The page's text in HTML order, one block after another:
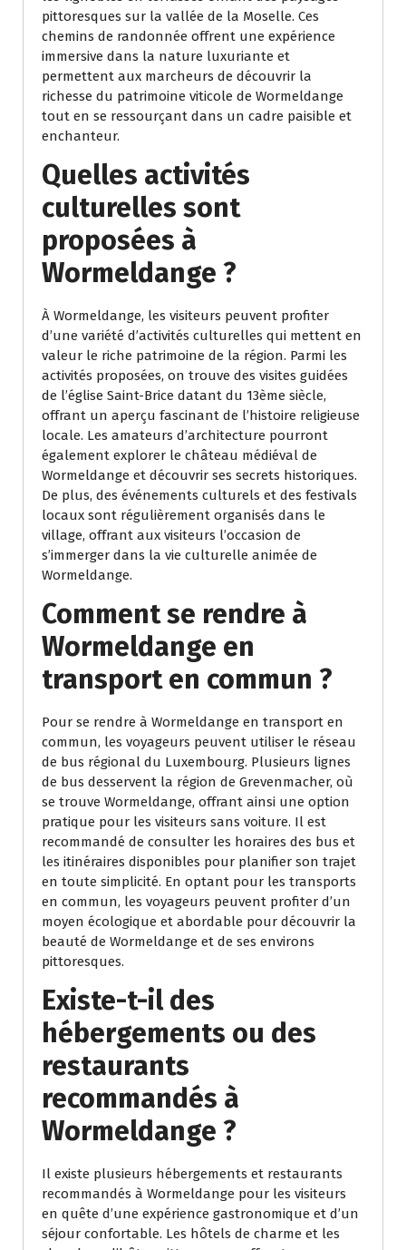
pittoresques sur la vallée de la Moselle. Ces
chemins de randonnée offrent une expérience
immersive dans la nature luxuriante et
permettent aux marcheurs de découvrir la
richesse du patrimoine viticole de Wormeldange
tout en se ressourçant dans un cadre paisible et
enchanteur.
Quelles activités
culturelles sont
proposées à
Wormeldange ?
À Wormeldange, les visiteurs peuvent profiter
d’une variété d’activités culturelles qui mettent en
valeur le riche patrimoine de la région. Parmi les
activités proposées, on trouve des visites guidées
de l’église Saint-Brice datant du 13ème siècle,
offrant un aperçu fascinant de l’histoire religieuse
locale. Les amateurs d’architecture pourront
également explorer le château médiéval de
Wormeldange et découvrir ses secrets historiques.
De plus, des événements culturels et des festivals
locaux sont régulièrement organisés dans le
village, offrant aux visiteurs l’occasion de
s’immerger dans la vie culturelle animée de
Wormeldange.
Comment se rendre à
Wormeldange en
transport en commun ?
Pour se rendre à Wormeldange en transport en
commun, les voyageurs peuvent utiliser le réseau
de bus régional du Luxembourg. Plusieurs lignes
de bus desservent la région de Grevenmacher, où
se trouve Wormeldange, offrant ainsi une option
pratique pour les visiteurs sans voiture. Il est
recommandé de consulter les horaires des bus et
les itinéraires disponibles pour planifier son trajet
en toute simplicité. En optant pour les transports
en commun, les voyageurs peuvent profiter d’un
moyen écologique et abordable pour découvrir la
beauté de Wormeldange et de ses environs
pittoresques.
Existe-t-il des
hébergements ou des
restaurants
recommandés à
Wormeldange ?
Il existe plusieurs hébergements et restaurants
recommandés à Wormeldange pour les visiteurs
en quête d’une expérience gastronomique et d’un
séjour confortable. Les hôtels de charme et les